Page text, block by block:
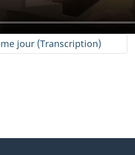
jour (Transcription)